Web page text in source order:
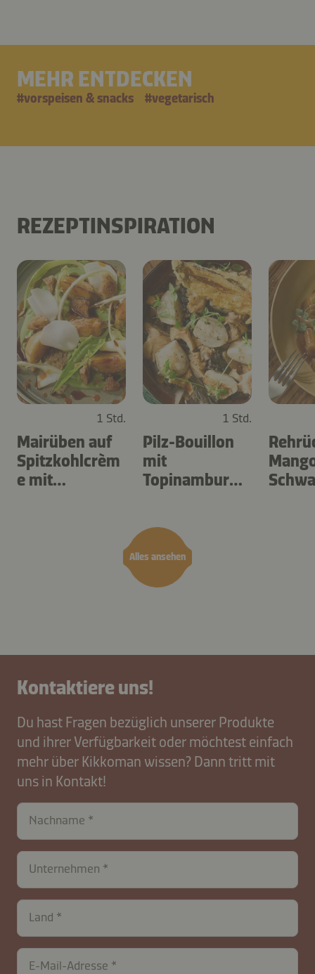
MEHR ENTDECKEN
#vorspeisen & snacks #vegetarisch
REZEPTINSPIRATION
Alles ansehen
1 Std.
Mairüben auf
Spitzkohlcrèm
e mit
1 Std.
Pilz-Bouillon
mit
Topinambur
Kontaktiere uns!
Du hast Fragen bezüglich unserer Produkte
und ihrer Verfügbarkeit oder möchtest einfach
mehr über Kikkoman wissen? Dann tritt mit
uns in Kontakt!
Nachname
Unternehmen
contactCH-
B2B-
26576-
eiknwj
Land
E-Mail-Adresse